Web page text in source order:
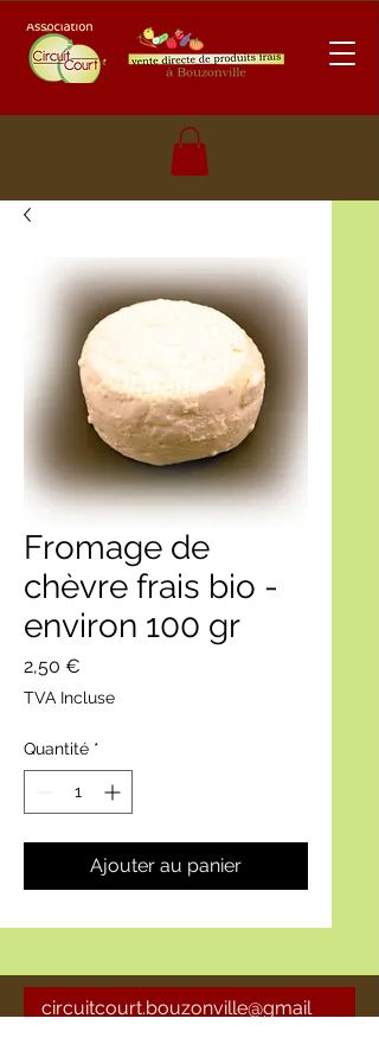
Fromage de
chèvre frais bio -
environ 100 gr
2,50 €
TVA Incluse
Quantité *
Ajouter au panier
circuitcourt.bouzonville@gmail